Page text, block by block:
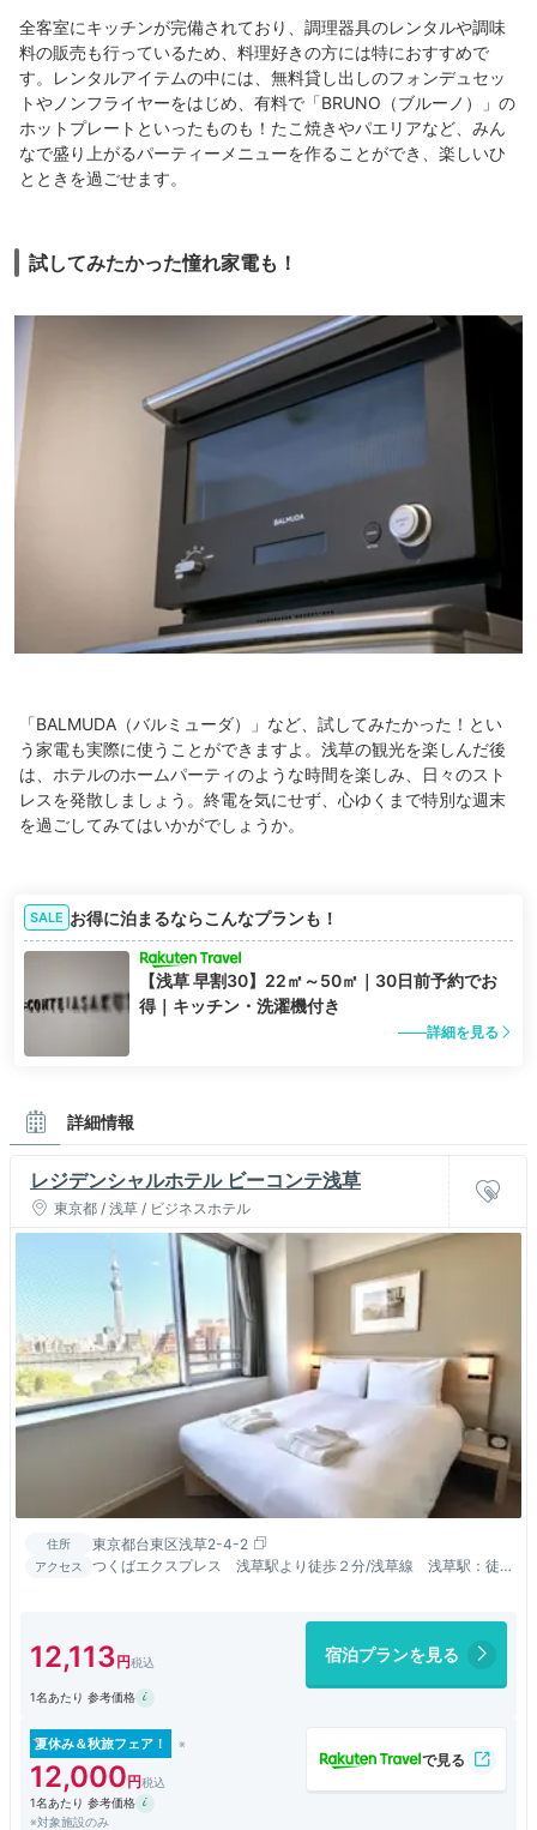
全客室にキッチンが完備されており、調理器具のレンタルや調味
料の販売も行っているため、料理好きの方には特におすすめで
す。レンタルアイテムの中には、無料貸し出しのフォンデュセッ
トやノンフライヤーをはじめ、有料で「BRUNO（ブルーノ）」の
ホットプレートといったものも！たこ焼きやパエリアなど、みん
なで盛り上がるパーティーメニューを作ることができ、楽しいひ
とときを過ごせます。
試してみたかった憧れ家電も！
「BALMUDA（バルミューダ）」など、試してみたかった！とい
う家電も実際に使うことができますよ。浅草の観光を楽しんだ後
は、ホテルのホームパーティのような時間を楽しみ、日々のスト
レスを発散しましょう。終電を気にせず、心ゆくまで特別な週末
を過ごしてみてはいかがでしょうか。
SALE お得に泊まるならこんなプランも！
【浅草 早割30】22㎡～50㎡｜30日前予約でお
得｜キッチン・洗濯機付き
詳細を見る
詳細情報
レジデンシャルホテル ビーコンテ浅草
東京都 / 浅草 / ビジネスホテル
住所 東京都台東区浅草2-4-2
アクセス
つくばエクスプレス 浅草駅より徒歩２分/浅草線 浅草駅：徒
12,113 宿泊プランを見る
1名あたり 参考価格
夏休み＆秋旅フェア！
12,000
1名あたり 参考価格
※対象施設のみ